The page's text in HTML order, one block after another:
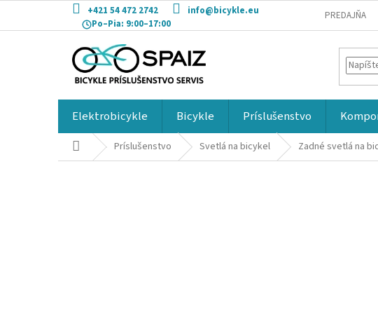
obsah
+421 54 472 2742
info@bicykle.eu
Po–Pia: 9:00–17:00
PREDAJŇA
Elektrobicykle Bicykle Príslušenstvo
DomovPríslušenstvo Svetlá na bicykel Zadné svetlá na